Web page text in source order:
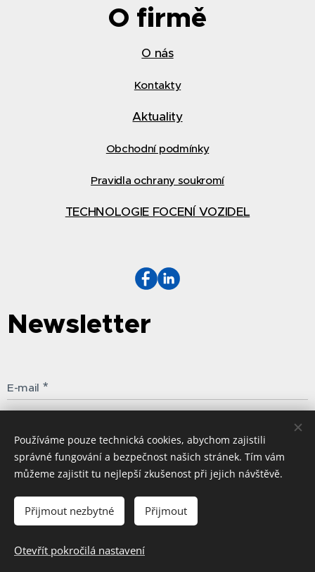
Do košíku
O firmě
O nás
Kontakty
Aktuality
Obchodní podmínky
Pravidla ochrany soukromí
TECHNOLOGIE FOCENÍ VOZIDEL
Newsletter
E-mail
Odebíat
©️ H - mobility s.r.o.Všechna práva vyhrazena.
Používáme pouze technická cookies, abychom zajistili
správné fungování a bezpečnost našich stránek. Tím vám
můžeme zajistit tu nejlepší zkušenost při jejich návštěvě.
Přijmout nezbytné Přijmout
Otevřít pokročilá nastavení